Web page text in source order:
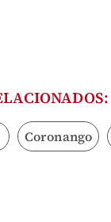
Coronango